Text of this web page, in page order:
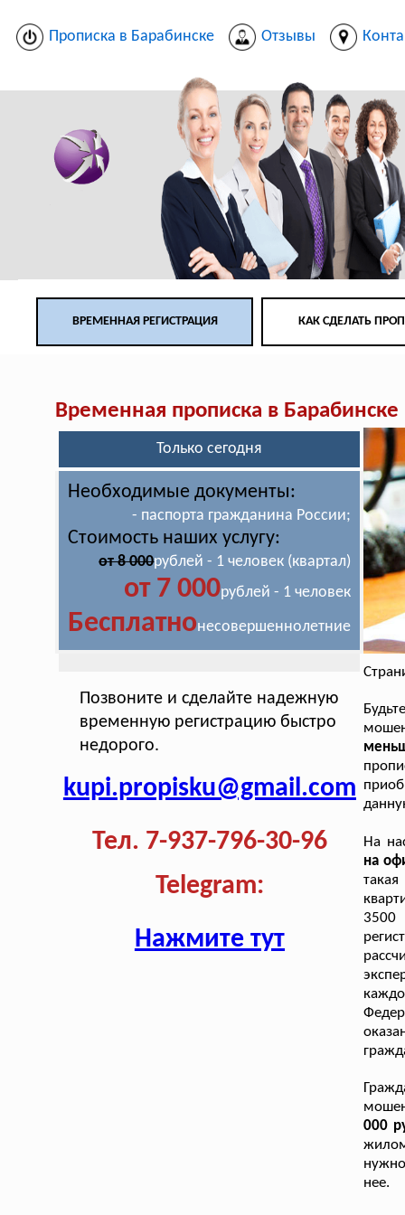
Прописка в Барабинске Отзывы
ВРЕМЕННАЯ РЕГИСТРАЦИЯ КАК СДЕЛАТЬ
Временная прописка в Барабинске
Только сегодня
Необходимые документы:
- паспорта гражданина России;
Стоимость наших услугу:
от 8 000рублей - 1 человек (квартал)
от 7 000рублей - 1 человек
Бесплатнонесовершеннолетние
Позвоните и сделайте надежную
временную регистрацию быстро
недорого.
kupi.propisku@gmail.com
Тел. 7-937-796-30-96
Telegram:
Нажмите тут
На
на
3500
000
нее.